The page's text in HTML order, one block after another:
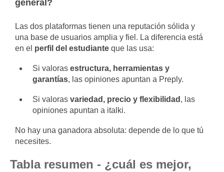
general?
Las dos plataformas tienen una reputación sólida y
una base de usuarios amplia y fiel. La diferencia está
en el perfil del estudiante que las usa:
Si valorasestructura, herramientas y
garantías, las opiniones apuntan a Preply.
Si valorasvariedad, precio y flexibilidad , las
opiniones apuntan a italki.
No hay una ganadora absoluta: depende de lo que tú
necesites.
Tabla resumen - ¿cuál es mejor,